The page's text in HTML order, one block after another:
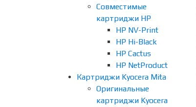
Совместимые
картриджи HP
HP NV-Print
HP Hi-Black
HP Cactus
HP NetProduct
Картриджи Kyocera Mita
Оригинальные
картриджи Kyocera